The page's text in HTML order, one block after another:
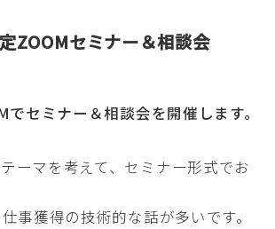
ZOOMセミナー＆相談会
セミナー＆相談会を開催します。
ーマを考えて、セミナー形式でお
事獲得の技術的な話が多いです。